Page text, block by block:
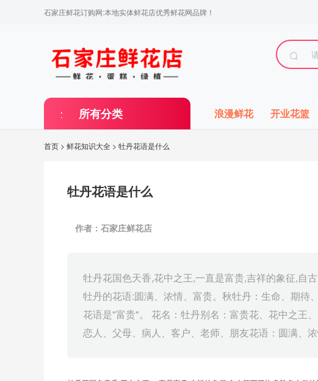
石家庄鲜花订购网:本地实体鲜花店优秀鲜花网品牌！
所有分类 浪漫鲜花 开业花篮
首页 > 鲜花知识大全 > 牡丹花语是什么
牡丹花语是什么
作者：石家庄鲜花店
牡丹花国色天香,花中之王,一直是富贵,吉祥的象征,自
牡丹的花语:圆满、浓情、富贵。秋牡丹：生命、期待
花语是"富贵"。 花名：牡丹别名：富贵花、花中之王
恋人、父母、病人、客户、老师、朋友花语：圆满、